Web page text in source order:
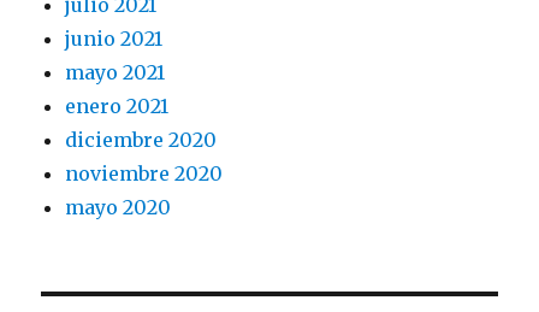
julio 2021
junio 2021
mayo 2021
enero 2021
diciembre 2020
noviembre 2020
mayo 2020